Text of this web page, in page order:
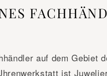
auf dem Gebiet
ist